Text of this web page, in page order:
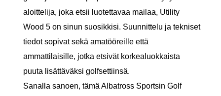
aloittelija, joka etsii luotettavaa mailaa, Utility
Wood 5 on sinun suosikkisi. Suunnittelu ja tekniset
tiedot sopivat sekä amatööreille että
ammattilaisille, jotka etsivät korkealuokkaista
puuta lisättäväksi golfsettiinsä.
Sanalla sanoen, tämä Albatross Sportsin Golf